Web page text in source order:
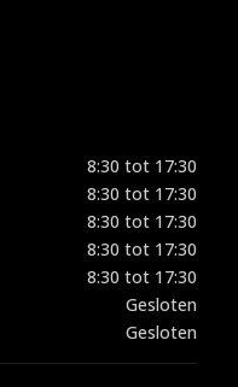
8:30 tot 17:30
8:30 tot 17:30
8:30 tot 17:30
8:30 tot 17:30
8:30 tot 17:30
Gesloten
Gesloten